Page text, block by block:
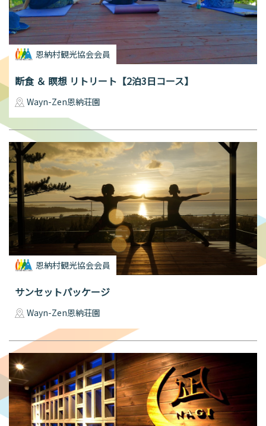
恩納村観光協会会員
断食 ＆ 瞑想 リトリート【2泊3日コース】
Wayn-Zen恩納荘園
恩納村観光協会会員
サンセットパッケージ
Wayn-Zen恩納荘園